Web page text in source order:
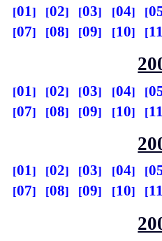
01 02 03 04
07
08 09 10
01 02 03 04
07
08 09 10
01 02 03 04
07
08 09 10